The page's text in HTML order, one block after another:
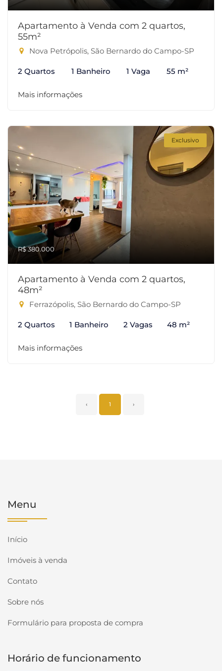
Apartamento à Venda com 2 quartos,
55m²
Nova Petrópolis, São Bernardo do Campo-SP
2 Quartos 1 Banheiro 1 Vaga 55 m²
Mais informações
Exclusivo
R$ 380.000
Apartamento à Venda com 2 quartos,
48m²
Ferrazópolis, São Bernardo do Campo-SP
2 Quartos 1 Banheiro 2 Vagas 48 m²
Mais informações
‹ 1 ›
Menu
Início
Imóveis à venda
Contato
Sobre nós
Formulário para proposta de compra
Horário de funcionamento